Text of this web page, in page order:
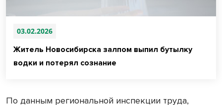
03.02.2026
Житель Новосибирска залпом выпил бутылку
водки и потерял сознание
По данным региональной инспекции труда,